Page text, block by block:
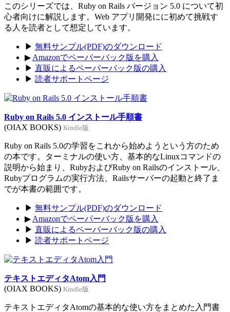
このシリーズでは、Ruby on Rails バージョン 5.0 について初
心者向けに解説します。Web アプリ開発にに初めて挑戦す
る人を読者として想定しています。
▶ 無料サンプル(PDF)のダウンロード
▶ Amazonでペーパーバック版を購入
▶ 直販によるペーパーバック版の購入
▶ 読者サポートページ
Ruby on Rails 5.0 インストール手順書
(OIAX BOOKS) Kindle版
Ruby on Rails 5.0の学習をこれから始めようという方のため
の本です。ターミナルの使い方、基本的なLinuxコマンドの
説明から始まり、RubyおよびRuby on Railsのインストール、
Rubyプログラムの実行方法、Railsサーバーの起動と終了ま
でが本書の範囲です。
▶ 無料サンプル(PDF)のダウンロード
▶ Amazonでペーパーバック版を購入
▶ 直販によるペーパーバック版の購入
▶ 読者サポートページ
テキストエディタAtom入門
(OIAX BOOKS) Kindle版
テキストエディタAtomの基本的な使い方をまとめた入門書